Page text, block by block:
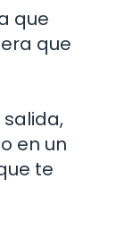
que
que
en un
te